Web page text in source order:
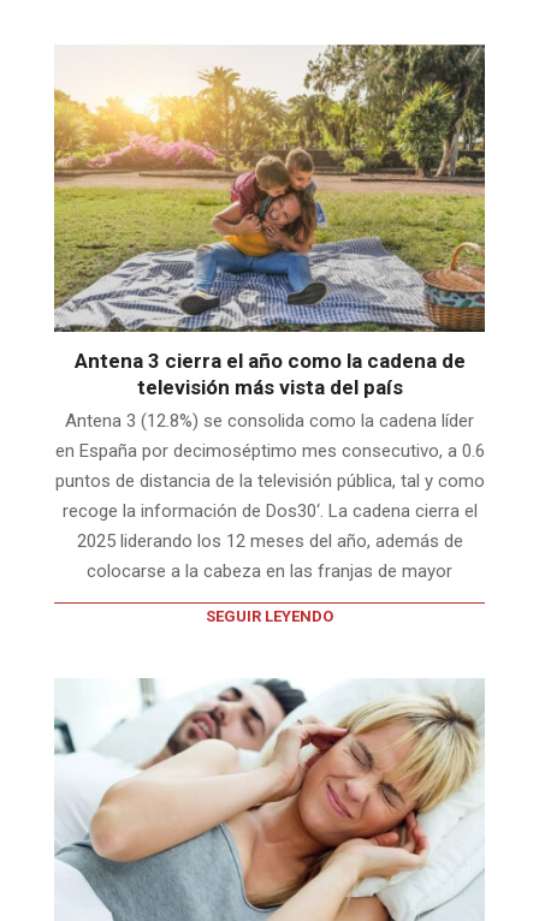
Antena 3 cierra el año como la cadena de
televisión más vista del país
Antena 3 (12.8%) se consolida como la cadena líder
en España por decimoséptimo mes consecutivo, a 0.6
puntos de distancia de la televisión pública, tal y como
recoge la información de Dos30‘. La cadena cierra el
2025 liderando los 12 meses del año, además de
colocarse a la cabeza en las franjas de mayor
SEGUIR LEYENDO